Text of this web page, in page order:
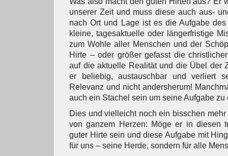
unserer Zeit und muss diese auch aus-
nach Ort und Lage ist es die Aufgabe
kleine, tagesaktuelle oder längerfristige
zum Wohle aller Menschen und der
Hirte – oder größer gefasst die
auf die aktuelle Realität und die Übel der
er beliebig, austauschbar und verliert
Relevanz und nicht andersherum!
auch ein Stachel sein um seine Aufgabe zu
Dies und vielleicht noch ein bisschen
von ganzem Herzen: Möge er in diesen
guter Hirte sein und diese Aufgabe mit
für uns – seine Herde, sondern für alle